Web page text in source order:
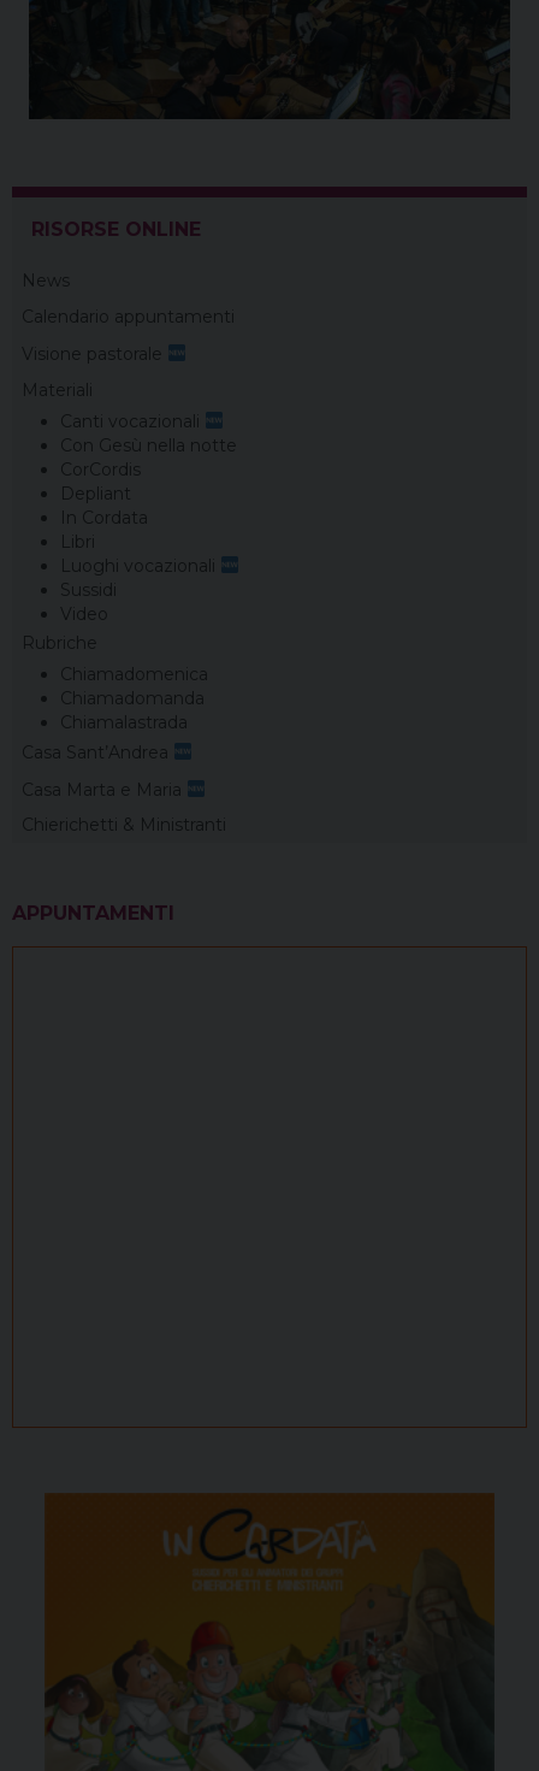
RISORSE ONLINE
News
Calendario appuntamenti
Visione pastorale
Materiali
Canti vocazionali
Con Gesù nella notte
CorCordis
Depliant
In Cordata
Libri
Luoghi vocazionali
Sussidi
Video
Rubriche
Chiamadomenica
Chiamadomanda
Chiamalastrada
Casa Sant’Andrea
Casa Marta e Maria
Chierichetti & Ministranti
APPUNTAMENTI